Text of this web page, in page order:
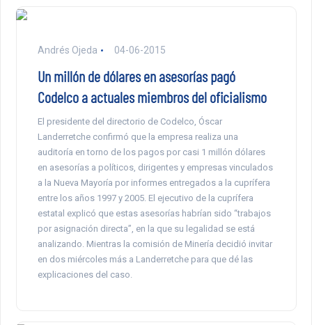
Andrés Ojeda 04-06-2015
Un millón de dólares en asesorías pagó
Codelco a actuales miembros del oficialismo
El presidente del directorio de Codelco, Óscar
Landerretche confirmó que la empresa realiza una
auditoría en torno de los pagos por casi 1 millón dólares
en asesorías a políticos, dirigentes y empresas vinculados
a la Nueva Mayoría por informes entregados a la cuprífera
entre los años 1997 y 2005. El ejecutivo de la cuprífera
estatal explicó que estas asesorías habrían sido “trabajos
por asignación directa”, en la que su legalidad se está
analizando. Mientras la comisión de Minería decidió invitar
en dos miércoles más a Landerretche para que dé las
explicaciones del caso.